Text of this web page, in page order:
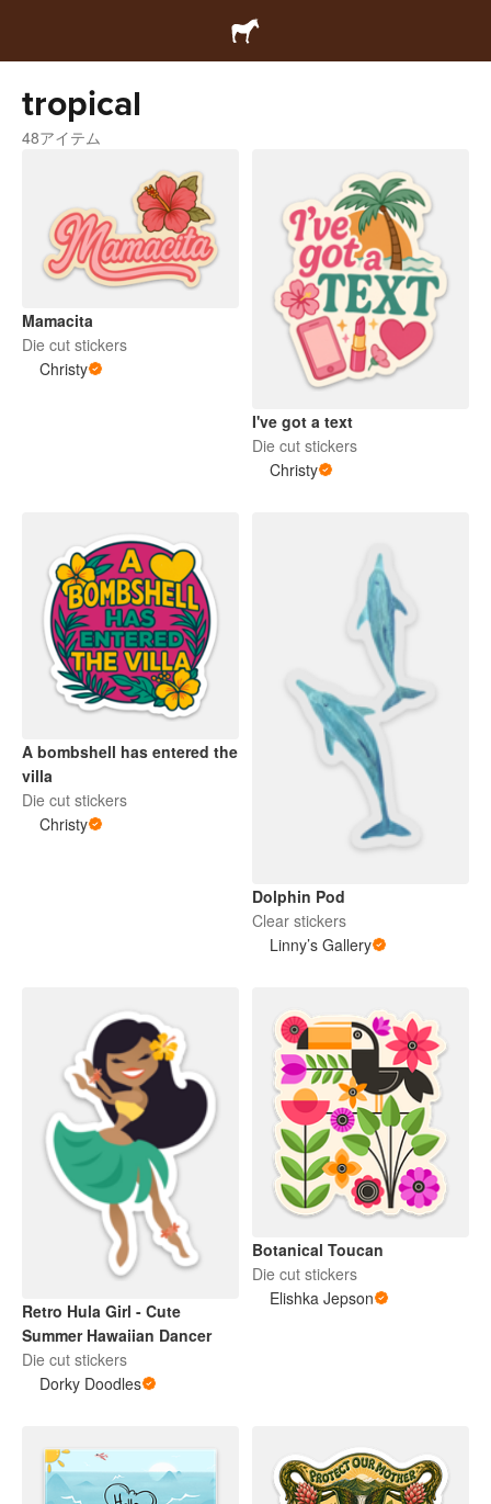
tropical
48アイテム
Mamacita
Die cut stickers
Christy
I've got a text
Die cut stickers
Christy
A bombshell has entered the
villa
Die cut stickers
Christy
Dolphin Pod
Clear stickers
Linny’s Gallery
Retro Hula Girl - Cute
Summer Hawaiian Dancer
Die cut stickers
Dorky Doodles
Botanical Toucan
Die cut stickers
Elishka Jepson